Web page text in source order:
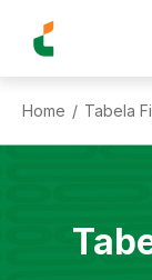
Home / Tabela